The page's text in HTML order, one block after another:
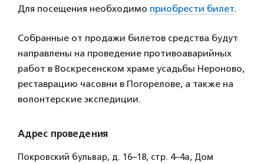
Для посещения необходимо приобрести билет.
Собранные от продажи билетов средства будут
направлены на проведение противоаварийных
работ в Воскресенском храме усадьбы Нероново,
реставрацию часовни в Погорелове, а также на
волонтерские экспедиции.
Адрес проведения
Покровский бульвар, д. 16–18, стр. 4–4а, Дом